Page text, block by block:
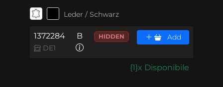
Leder / Schwarz
1372284
DE1
B HIDDEN Add
{1}x Disponibile